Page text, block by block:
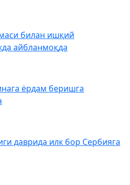
билан ишқий
айбланмоқда
ёрдам беришга
даврида илк бор Сербияга